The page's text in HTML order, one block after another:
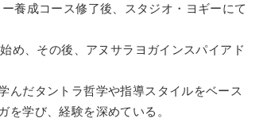
養成コース修了後、スタジオ・ヨギーにて
め、その後、アヌサラヨガインスパイアド
んだタントラ哲学や指導スタイルをベース
を学び、経験を深めている。